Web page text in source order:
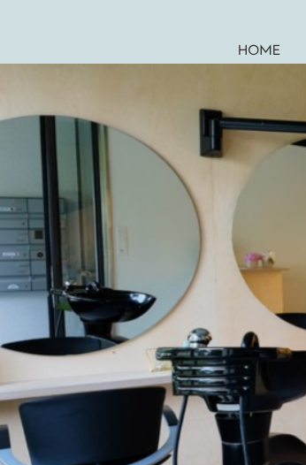
HOME